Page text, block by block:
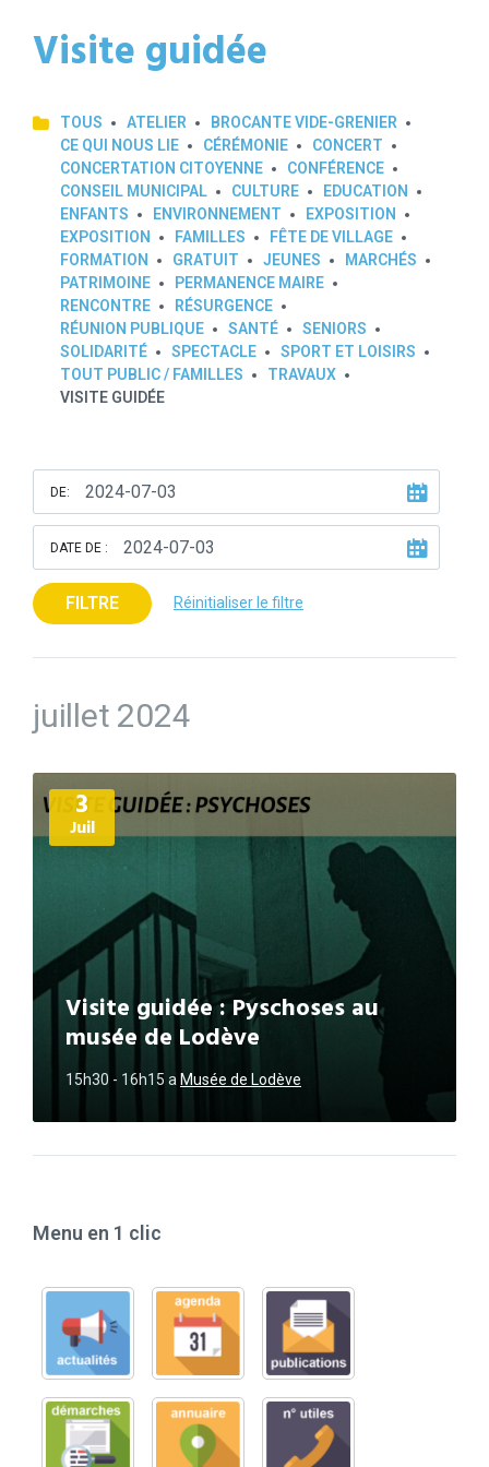
Visite guidée
TOUS ATELIER
BROCANTE VIDE-GRENIER
CE QUI NOUS LIE
CÉRÉMONIE
CONCERT
CONCERTATION CITOYENNE
CONFÉRENCE
CONSEIL MUNICIPAL
CULTURE
EDUCATION
ENFANTS
ENVIRONNEMENT
EXPOSITION
EXPOSITION
FAMILLES
FÊTE DE VILLAGE
FORMATION
GRATUIT JEUNES
MARCHÉS
PATRIMOINE
PERMANENCE MAIRE
RENCONTRE
RÉSURGENCE
RÉUNION PUBLIQUE
SANTÉ
SENIORS
SOLIDARITÉ
SPECTACLE
SPORT ET LOISIRS
TOUT PUBLIC / FAMILLES
TRAVAUX
VISITE GUIDÉE
DE:
DATE DE :
FILTRE Réinitialiser le filtre
juillet 2024
3
Juil
Visite guidée : Pyschoses au
musée de Lodève
15h30 - 16h15 a Musée de Lodève
Plus
d'informations
Menu en 1 clic